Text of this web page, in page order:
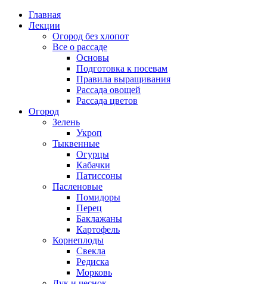
Главная
Лекции
Огород без хлопот
Все о рассаде
Основы
Подготовка к посевам
Правила выращивания
Рассада овощей
Рассада цветов
Огород
Зелень
Укроп
Тыквенные
Огурцы
Кабачки
Патиссоны
Пасленовые
Помидоры
Перец
Баклажаны
Картофель
Корнеплоды
Свекла
Редиска
Морковь